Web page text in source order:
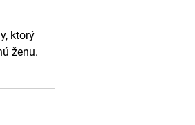
ktorý
ženu.